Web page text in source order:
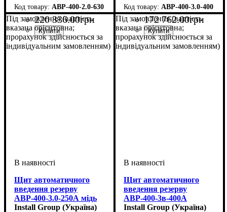
АВР-400-2.0-630
220 336.00грн
АВР-400-3.0-400
172 762.00грн
Під замовлення (вартість
вказана орієнтовна;
прорахунок здійснюється за
індивідуальним замовленням)
Щит автоматичного
введення резерву
АВР-400-3.0-250А мідь
Install Group (Україна)
Під замовлення (вартість
вказана орієнтовна;
прорахунок здійснюється за
індивідуальним замовленням)
Щит автоматичного
введення резерву
АВР-400-3в-400А
Install Group (Україна)